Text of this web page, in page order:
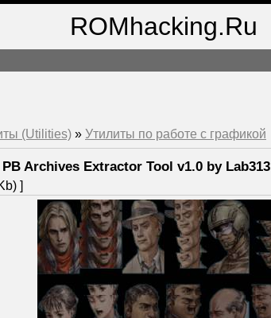
ROMhacking.Ru
(Utilities) » Утилиты по работе с графикой
Archives Extractor Tool v1.0 by Lab313
]